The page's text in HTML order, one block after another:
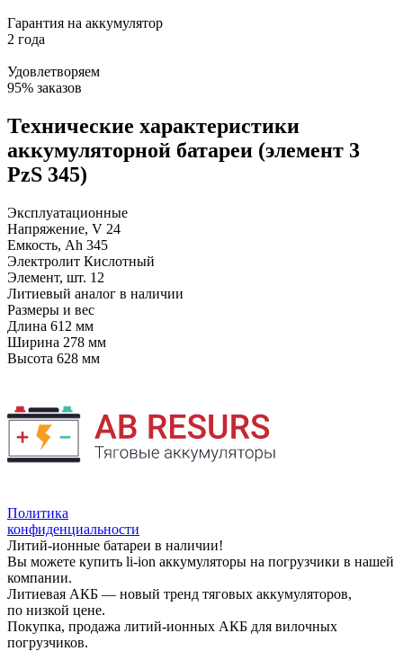
Гарантия на аккумулятор
2 года
Удовлетворяем
95% заказов
Технические характеристики
аккумуляторной батареи (элемент 3
PzS 345)
Эксплуатационные
Напряжение, V 24
Емкость, Ah 345
Электролит Кислотный
Элемент, шт. 12
Литиевый аналог в наличии
Размеры и вес
Длина 612 мм
Ширина 278 мм
Высота 628 мм
Политика
конфиденциальности
Литий-ионные батареи в наличии!
Вы можете купить li-ion аккумуляторы на погрузчики в нашей
компании.
Литиевая АКБ — новый тренд тяговых аккумуляторов,
по низкой цене.
Покупка, продажа литий-ионных АКБ для вилочных
погрузчиков.